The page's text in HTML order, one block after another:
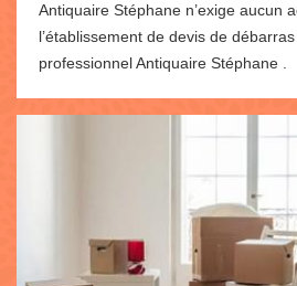
Antiquaire Stéphane n’exige aucun
l’établissement de devis de
professionnel Antiquaire Stéphane .